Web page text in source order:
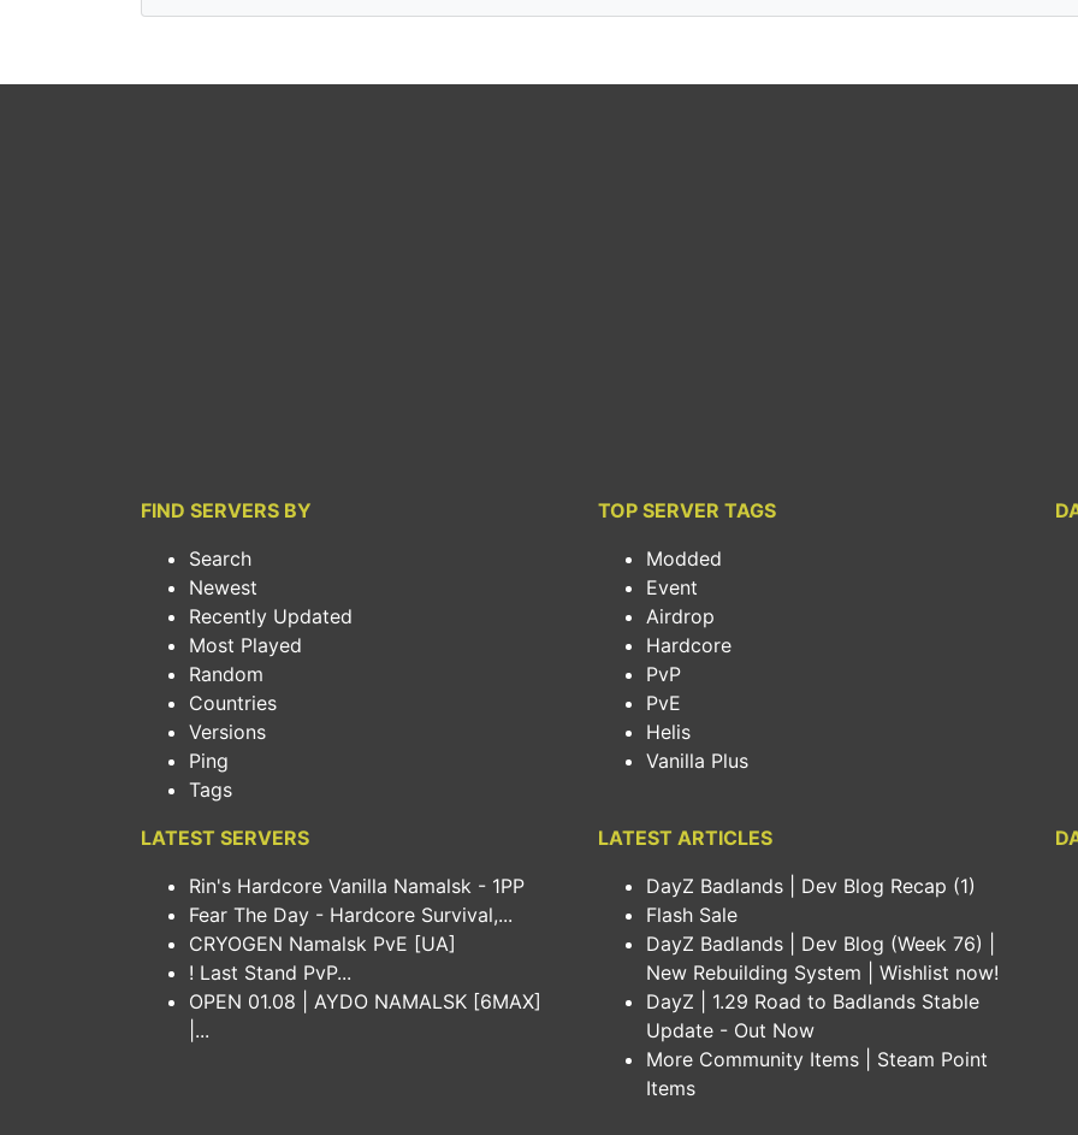
FIND SERVERS BY
Search
Newest
Recently Updated
Most Played
Random
Countries
Versions
Ping
Tags
TOP SERVER TAGS
Modded
Event
Airdrop
Hardcore
PvP
PvE
Helis
Vanilla Plus
LATEST SERVERS
Rin's Hardcore Vanilla Namalsk - 1PP
Fear The Day - Hardcore Survival,...
CRYOGEN Namalsk PvE [UA]
! Last Stand PvP...
OPEN 01.08 | AYDO NAMALSK [6MAX]
|...
LATEST ARTICLES
DayZ Badlands | Dev Blog Recap (1)
Flash Sale
DayZ Badlands | Dev Blog (Week 76) |
New Rebuilding System | Wishlist now!
DayZ | 1.29 Road to Badlands Stable
Update - Out Now
More Community Items | Steam Point
Items